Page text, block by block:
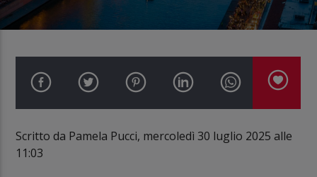
Scritto da Pamela Pucci, mercoledì 30 luglio 2025 alle
11:03